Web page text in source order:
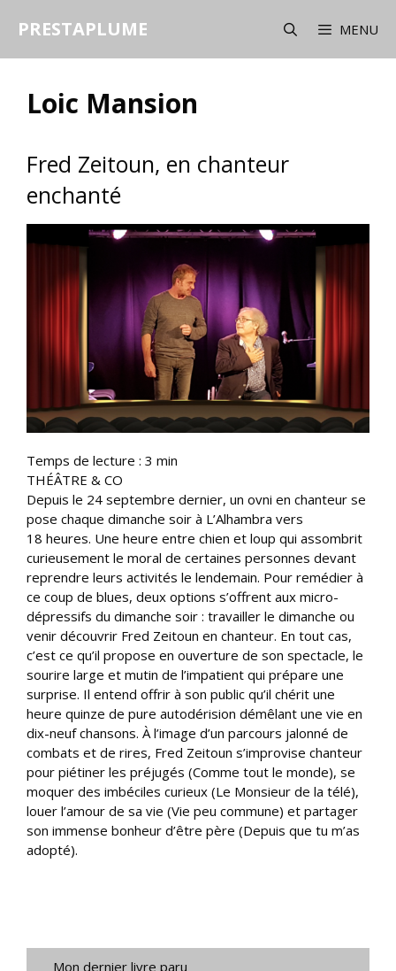
PRESTAPLUME MENU
Loic Mansion
Fred Zeitoun, en chanteur
enchanté
Temps de lecture : 3 min
THÉÂTRE & CO
Depuis le 24 septembre dernier, un ovni en chanteur se
pose chaque dimanche soir à L’Alhambra vers
18 heures. Une heure entre chien et loup qui assombrit
curieusement le moral de certaines personnes devant
reprendre leurs activités le lendemain. Pour remédier à
ce coup de blues, deux options s’offrent aux micro-
dépressifs du dimanche soir : travailler le dimanche ou
venir découvrir Fred Zeitoun en chanteur. En tout cas,
c’est ce qu’il propose en ouverture de son spectacle, le
sourire large et mutin de l’impatient qui prépare une
surprise. Il entend offrir à son public qu’il chérit une
heure quinze de pure autodérision démêlant une vie en
dix-neuf chansons. À l’image d’un parcours jalonné de
combats et de rires, Fred Zeitoun s’improvise chanteur
pour piétiner les préjugés (Comme tout le monde), se
moquer des imbéciles curieux (Le Monsieur de la télé),
louer l’amour de sa vie (Vie peu commune) et partager
son immense bonheur d’être père (Depuis que tu m’as
adopté).
Mon dernier livre paru